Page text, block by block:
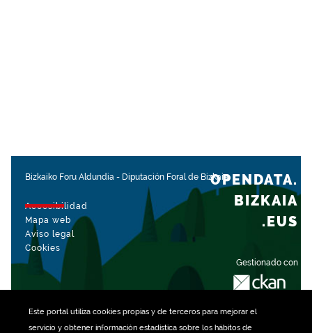
Este portal utiliza cookiespropias y de terceros para mejorar el
servicio y obtener información estadística sobre los hábitos de
Bizkaiko Foru Aldundia - Diputación Foral de Bizkaia
Accesibilidad
Mapa web
Aviso legal
Cookies
Gestionado con
OPENDATA.
BIZKAIA
.EUS